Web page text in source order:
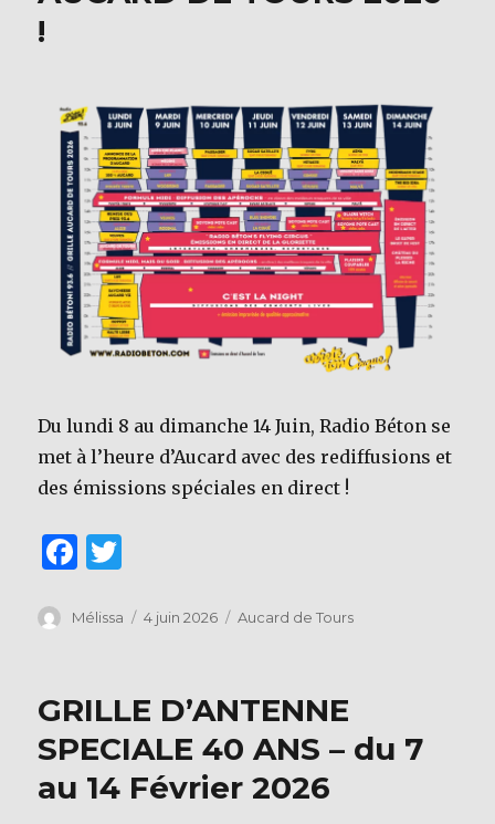
!
Du lundi 8 au dimanche 14 Juin, Radio Béton se
met à l’heure d’Aucard avec des rediffusions et
des émissions spéciales en direct !
F
c
b
o
o
k
it
r
Auteur
Mélissa
Publié
4 juin 2026 Catégories
Aucard de Tours
GRILLE D’ANTENNE
SPECIALE 40 ANS – du 7
au 14 Février 2026